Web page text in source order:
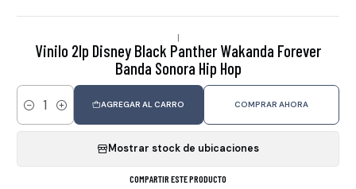
|
Vinilo 2lp Disney Black Panther Wakanda Forever
Banda Sonora Hip Hop
Cantidad
AGREGAR AL CARRO COMPRAR AHORA
Mostrar stock de ubicaciones
COMPARTIR ESTE PRODUCTO